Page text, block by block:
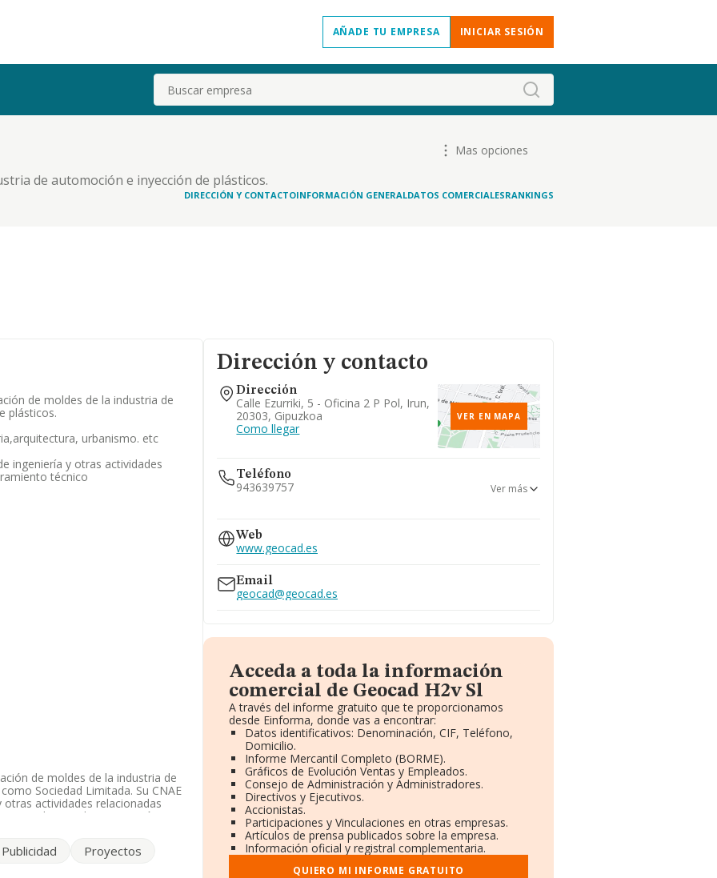
AÑADE TU EMPRESA INICIAR SESIÓN
Buscar
de automoción e inyección de plásticos.
Mas opciones
DIRECCIÓN Y CONTACTOINFORMACIÓN GENERALDATOS COMERCIALESRANKINGS
de moldes de la industria de
plásticos.
urbanismo. etc
ingeniería y otras actividades
técnico
de moldes de la industria de
Sociedad Limitada. Su CNAE
actividades relacionadas
tanto de importación
de INFORMA, ha
Publicidad
Proyectos
Dirección y contacto
Dirección
Calle Ezurriki, 5 - Oficina 2 P Pol, Irun,
20303, Gipuzkoa
Como llegar
VER EN MAPA
Teléfono
943639757
Ver teléfono 615...
Ver más
Web
www.geocad.es
Email
geocad@geocad.es
Acceda a toda la información
comercial de Geocad H2v Sl
A través del informe gratuito que te proporcionamos
desde Einforma, donde vas a encontrar:
Datos identificativos: Denominación, CIF, Teléfono,
Domicilio.
Informe Mercantil Completo (BORME).
Gráficos de Evolución Ventas y Empleados.
Consejo de Administración y Administradores.
Directivos y Ejecutivos.
Accionistas.
Participaciones y Vinculaciones en otras empresas.
Artículos de prensa publicados sobre la empresa.
Información oficial y registral complementaria.
QUIERO MI INFORME GRATUITO